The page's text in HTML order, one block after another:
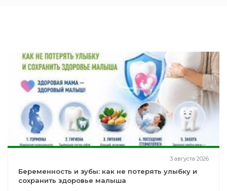
3 августа 2026
Беременность и зубы: как не потерять улыбку и
сохранить здоровье малыша